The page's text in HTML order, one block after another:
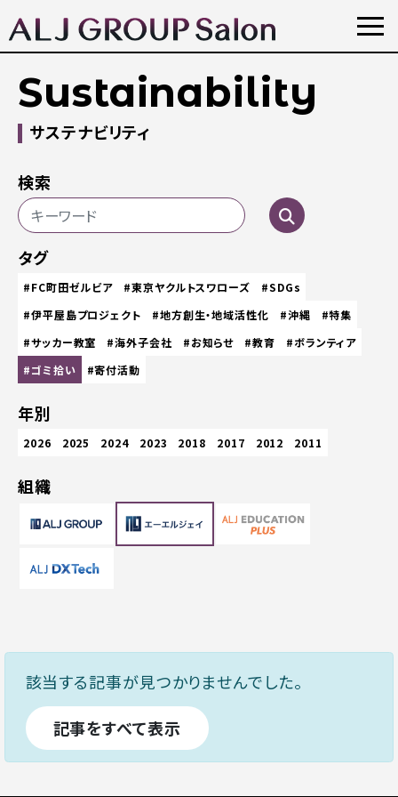
Sustainability
サステナビリティ
検索
タグ
#FC町田ゼルビア #東京ヤクルトスワローズ
#SDGs
#伊平屋島プロジェクト
#地方創生・地域活性化 #沖縄
#特集
#サッカー教室
#海外子会社 #お知らせ #教育
#ボランティア
#ゴミ拾い
#寄付活動
年別
2026 2025 2024 2023 2018 2017 2012 2011
組織
該当する記事が見つかりませんでした。
記事をすべて表示